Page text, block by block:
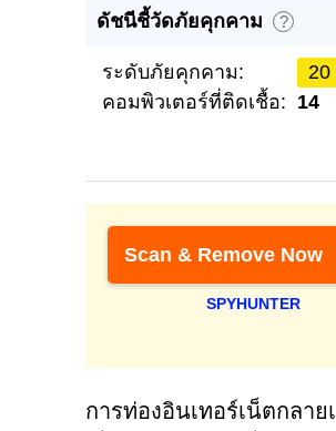
ดัชนีชี้วัดภัยคุกคาม ?
ระดับภัยคุกคาม:
20
คอมพิวเตอร์ที่ติดเชื้อ: 14
Scan & Remove Now
SPYHUNTER
การท่องอินเทอร์เน็ตกลา